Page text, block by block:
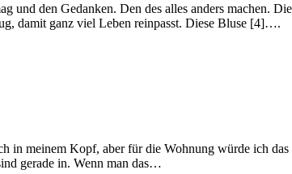
den Gedanken. Den des alles anders machen.
damit ganz viel Leben reinpasst. Diese Bluse [4]….
meinem Kopf, aber für die Wohnung würde ich
gerade in. Wenn man das…